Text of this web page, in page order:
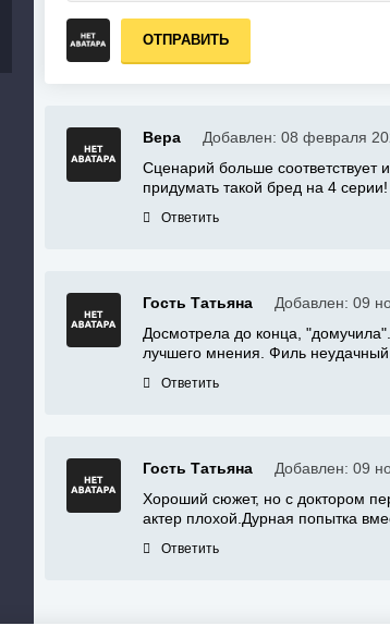
ОТПРАВИТЬ
Вера Добавлен: 08 февраля
Сценарий больше
придумать такой бред на 4 серии!
Ответить
Гость Татьяна Добавлен: 09
Досмотрела до конца,
лучшего мнения. Филь
Ответить
Гость Татьяна Добавлен: 09
Хороший сюжет, но с доктором
актер плохой.Дурная попытка
Ответить